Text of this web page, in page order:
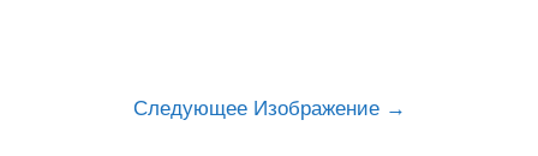
Следующее Изображение